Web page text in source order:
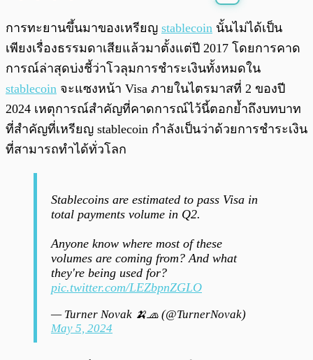
พร้อมเล่น 0:00 / 0:00
การทะยานขึ้นมาของเหรียญ stablecoin นั้นไม่ได้เป็น
เพียงเรื่องธรรมดาเสียแล้วมาตั้งแต่ปี 2017 โดยการคาด
การณ์ล่าสุดบ่งชี้ว่าโวลุมการชำระเงินทั้งหมดใน
stablecoin จะแซงหน้า Visa ภายในไตรมาสที่ 2 ของปี
2024 เหตุการณ์สำคัญที่คาดการณ์ไว้นี้ตอกย้ำถึงบทบาท
ที่สำคัญที่เหรียญ stablecoin กำลังเป็นว่าด้วยการชำระเงิน
ที่สามารถทำได้ทั่วโลก
Stablecoins are estimated to pass Visa in
total payments volume in Q2.
Anyone know where most of these
volumes are coming from? And what
they're being used for?
pic.twitter.com/LEZbpnZGLO
— Turner Novak 🍌🧢 (@TurnerNovak)
May 5, 2024